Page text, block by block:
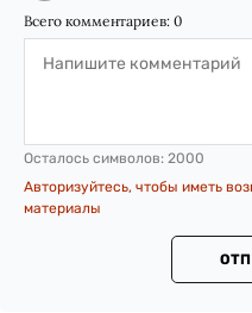
Всего комментариев: 0
Осталось символов: 2000
Авторизуйтесь, чтобы иметь
материалы